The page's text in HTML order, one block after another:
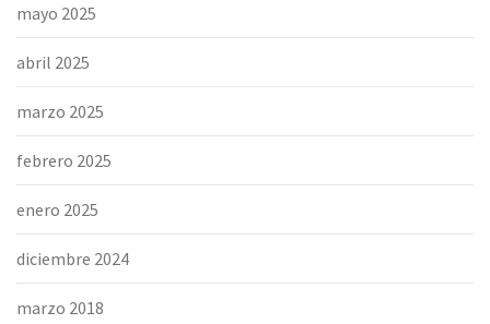
mayo 2025
abril 2025
marzo 2025
febrero 2025
enero 2025
diciembre 2024
marzo 2018